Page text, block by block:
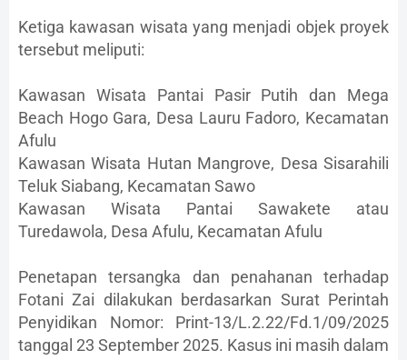
Ketiga kawasan wisata yang menjadi objek proyek
tersebut meliputi:
Kawasan Wisata Pantai Pasir Putih dan Mega
Beach Hogo Gara, Desa Lauru Fadoro, Kecamatan
Afulu
Kawasan Wisata Hutan Mangrove, Desa Sisarahili
Teluk Siabang, Kecamatan Sawo
Kawasan Wisata Pantai Sawakete atau
Turedawola, Desa Afulu, Kecamatan Afulu
Penetapan tersangka dan penahanan terhadap
Fotani Zai dilakukan berdasarkan Surat Perintah
Penyidikan Nomor: Print-13/L.2.22/Fd.1/09/2025
tanggal 23 September 2025. Kasus ini masih dalam